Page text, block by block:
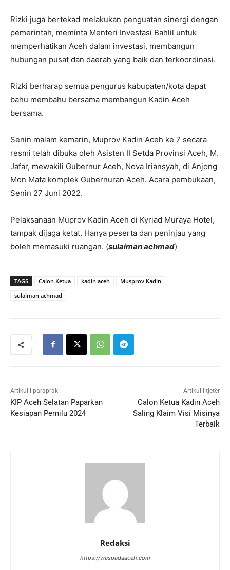
Rizki juga bertekad melakukan penguatan sinergi dengan
pemerintah, meminta Menteri Investasi Bahlil untuk
memperhatikan Aceh dalam investasi, membangun
hubungan pusat dan daerah yang baik dan terkoordinasi.
Rizki berharap semua pengurus kabupaten/kota dapat
bahu membahu bersama membangun Kadin Aceh
bersama.
Senin malam kemarin, Muprov Kadin Aceh ke 7 secara
resmi telah dibuka oleh Asisten II Setda Provinsi Aceh, M.
Jafar, mewakili Gubernur Aceh, Nova Iriansyah, di Anjong
Mon Mata komplek Gubernuran Aceh. Acara pembukaan,
Senin 27 Juni 2022.
Pelaksanaan Muprov Kadin Aceh di Kyriad Muraya Hotel,
tampak dijaga ketat. Hanya peserta dan peninjau yang
boleh memasuki ruangan. (sulaiman achmad)
TAGS Calon Ketua kadin aceh
Musprov Kadin
sulaiman achmad
Artikulli paraprak
KIP Aceh Selatan Paparkan
Kesiapan Pemilu 2024
Artikulli tjetër
Calon Ketua Kadin Aceh
Saling Klaim Visi Misinya
Terbaik
Redaksi
https://waspadaaceh.com